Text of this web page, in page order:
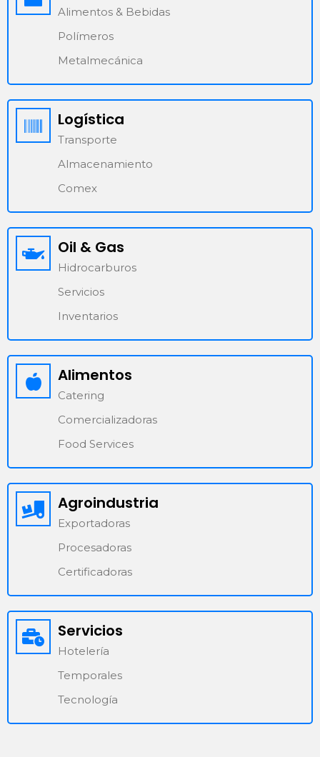
Alimentos & Bebidas
Polímeros
Metalmecánica
Logística
Transporte
Almacenamiento
Comex
Oil & Gas
Hidrocarburos
Servicios
Inventarios
Alimentos
Catering
Comercializadoras
Food Services
Agroindustria
Exportadoras
Procesadoras
Certificadoras
Servicios
Hotelería
Temporales
Tecnología